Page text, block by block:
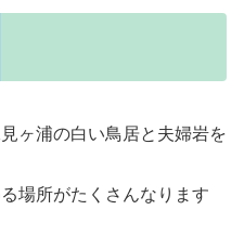
ヶ浦の白い鳥居と夫婦岩を
場所がたくさんなります